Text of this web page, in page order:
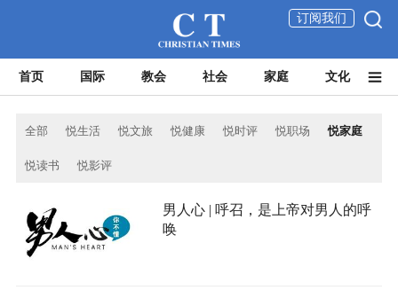
订阅我们
首页 国际 教会 社会 家庭 文化
全部 悦生活 悦文旅 悦健康 悦时评 悦职场 悦家庭
悦读书 悦影评
男人心 | 呼召，是上帝对男人的呼
唤